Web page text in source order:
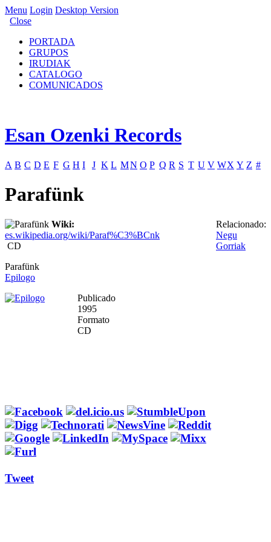
Menu Login Desktop Version
Close
PORTADA
GRUPOS
IRUDIAK
CATALOGO
COMUNICADOS
Esan Ozenki Records
A B C D E F G H I J K L MN O P Q R S T U V WX Y Z #
Parafünk
Wiki:
es.wikipedia.org/wiki/Paraf%C3%BCnk
CD
Parafünk
Epilogo
Publicado
1995
Formato
CD
Tweet
Relacionado:
Negu
Gorriak